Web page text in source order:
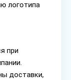
логотипа
при
доставки,